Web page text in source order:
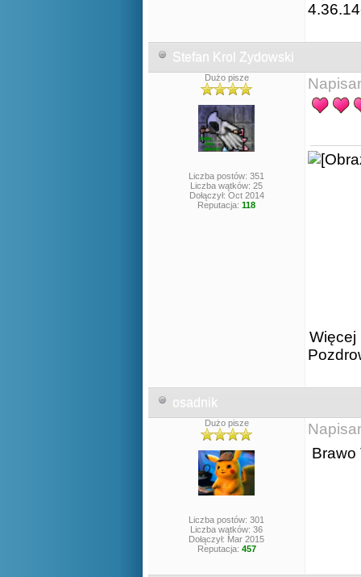
Stefan Krol Zydowski
Dużo pisze
Liczba postów: 351
Liczba wątków: 25
Dołączył: Oct 2014
Reputacja: 118
Więcej
osadnik
Dużo pisze
Liczba postów: 301
Liczba wątków: 36
Dołączył: Mar 2015
Reputacja: 457